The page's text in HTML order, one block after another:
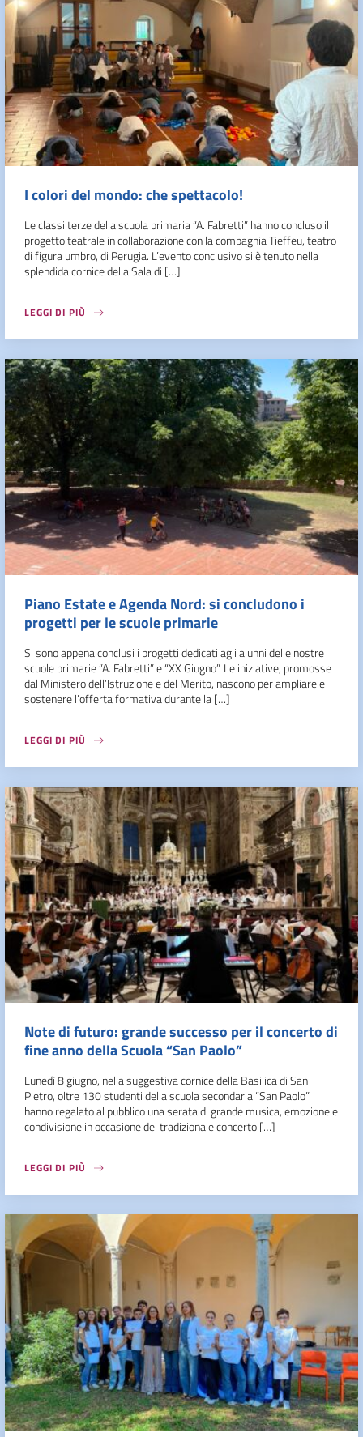
I colori del mondo: che spettacolo!
Le classi terze della scuola primaria “A. Fabretti” hanno concluso il
progetto teatrale in collaborazione con la compagnia Tieffeu, teatro
di figura umbro, di Perugia. L’evento conclusivo si è tenuto nella
splendida cornice della Sala di […]
LEGGI DI PIÙ
Piano Estate e Agenda Nord: si concludono i
progetti per le scuole primarie
Si sono appena conclusi i progetti dedicati agli alunni delle nostre
scuole primarie ”A. Fabretti” e “XX Giugno”. Le iniziative, promosse
dal Ministero dell’Istruzione e del Merito, nascono per ampliare e
sostenere l’offerta formativa durante la […]
LEGGI DI PIÙ
Note di futuro: grande successo per il concerto di
fine anno della Scuola “San Paolo”
Lunedì 8 giugno, nella suggestiva cornice della Basilica di San
Pietro, oltre 130 studenti della scuola secondaria “San Paolo”
hanno regalato al pubblico una serata di grande musica, emozione e
condivisione in occasione del tradizionale concerto […]
LEGGI DI PIÙ